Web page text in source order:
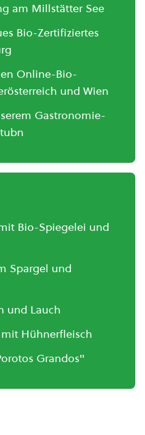
am Millstätter See
Bio-Zertifiziertes
Online-Bio-
und Wien
Gastronomie-
Bio-Spiegelei und
Spargel und
und Lauch
Hühnerfleisch
Grandos"